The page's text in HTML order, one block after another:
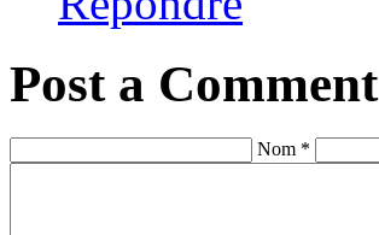
Post a Comment
Nom *